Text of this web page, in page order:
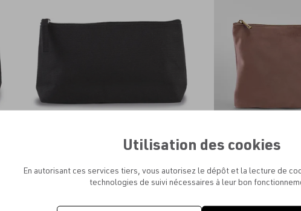
favoris
À PARTIR DE 1.84€
favoris
À PARTIR
Utilisation des cookies
En autorisant ces services tiers, vous autorisez le dépôt et la lecture de
technologies de suivi nécessaires à leur bon